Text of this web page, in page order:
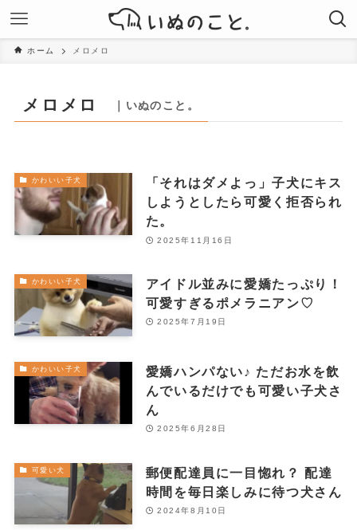
ホーム メロメロ
メロメロ ｜いぬのこと。
かわいい子犬
「それはダメよっ」子犬にキス
しようとしたら可愛く拒否られ
た。
2025年11月16日
かわいい子犬
アイドル並みに愛嬌たっぷり！
可愛すぎるポメラニアン♡
2025年7月19日
かわいい子犬
愛嬌ハンパない♪ ただお水を飲
んでいるだけでも可愛い子犬さ
ん
2025年6月28日
可愛い犬
郵便配達員に一目惚れ？ 配達
時間を毎日楽しみに待つ犬さん
2024年8月10日